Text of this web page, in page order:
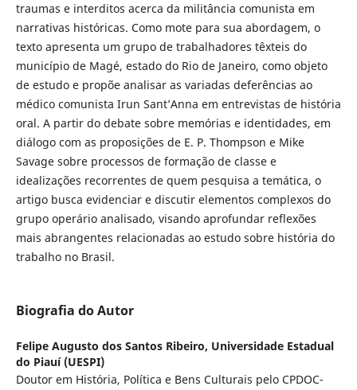
traumas e interditos acerca da militância comunista em
narrativas históricas. Como mote para sua abordagem, o
texto apresenta um grupo de trabalhadores têxteis do
município de Magé, estado do Rio de Janeiro, como objeto
de estudo e propõe analisar as variadas deferências ao
médico comunista Irun Sant’Anna em entrevistas de história
oral. A partir do debate sobre memórias e identidades, em
diálogo com as proposições de E. P. Thompson e Mike
Savage sobre processos de formação de classe e
idealizações recorrentes de quem pesquisa a temática, o
artigo busca evidenciar e discutir elementos complexos do
grupo operário analisado, visando aprofundar reflexões
mais abrangentes relacionadas ao estudo sobre história do
trabalho no Brasil.
Biografia do Autor
Felipe Augusto dos Santos Ribeiro, Universidade Estadual
do Piauí (UESPI)
Doutor em História, Política e Bens Culturais pelo CPDOC-